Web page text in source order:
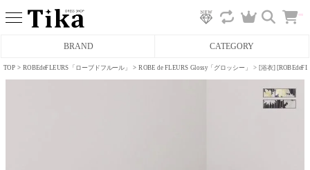
BRAND CATEGORY
へ
TOP ROBEdeFLEURS「ローブドフルール」 ROBE de FLEURS Glossy「グロッシー」 [浴衣]